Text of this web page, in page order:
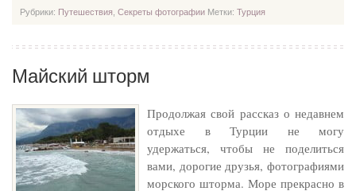
Рубрики: Путешествия Секреты фотографии Метки: Турция
Майский шторм
Продолжая свой рассказ о недавнем
отдыхе в Турции не могу
удержаться, чтобы не поделиться
вами, дорогие друзья, фотографиями
морского шторма. Море прекрасно в